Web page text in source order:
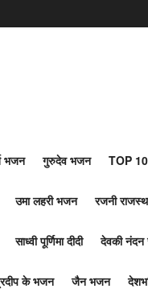
भजन गुरुदेव भजन TOP
उमा लहरी भजन रजनी
साध्वी पूर्णिमा दीदी देवकी नंदन
के भजन जैन भजन